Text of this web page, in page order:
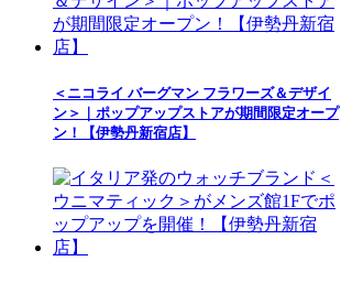
＜ニコライ バーグマン フラワーズ＆デザイ
ン＞｜ポップアップストアが期間限定オープ
ン！【伊勢丹新宿店】